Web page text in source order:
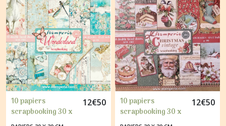
10 papiers
scrapbooking 30 x
30 cm STAMPERIA
12€50
10 papiers
scrapbooking 30 x
30 cm STAMPERIA
12€50